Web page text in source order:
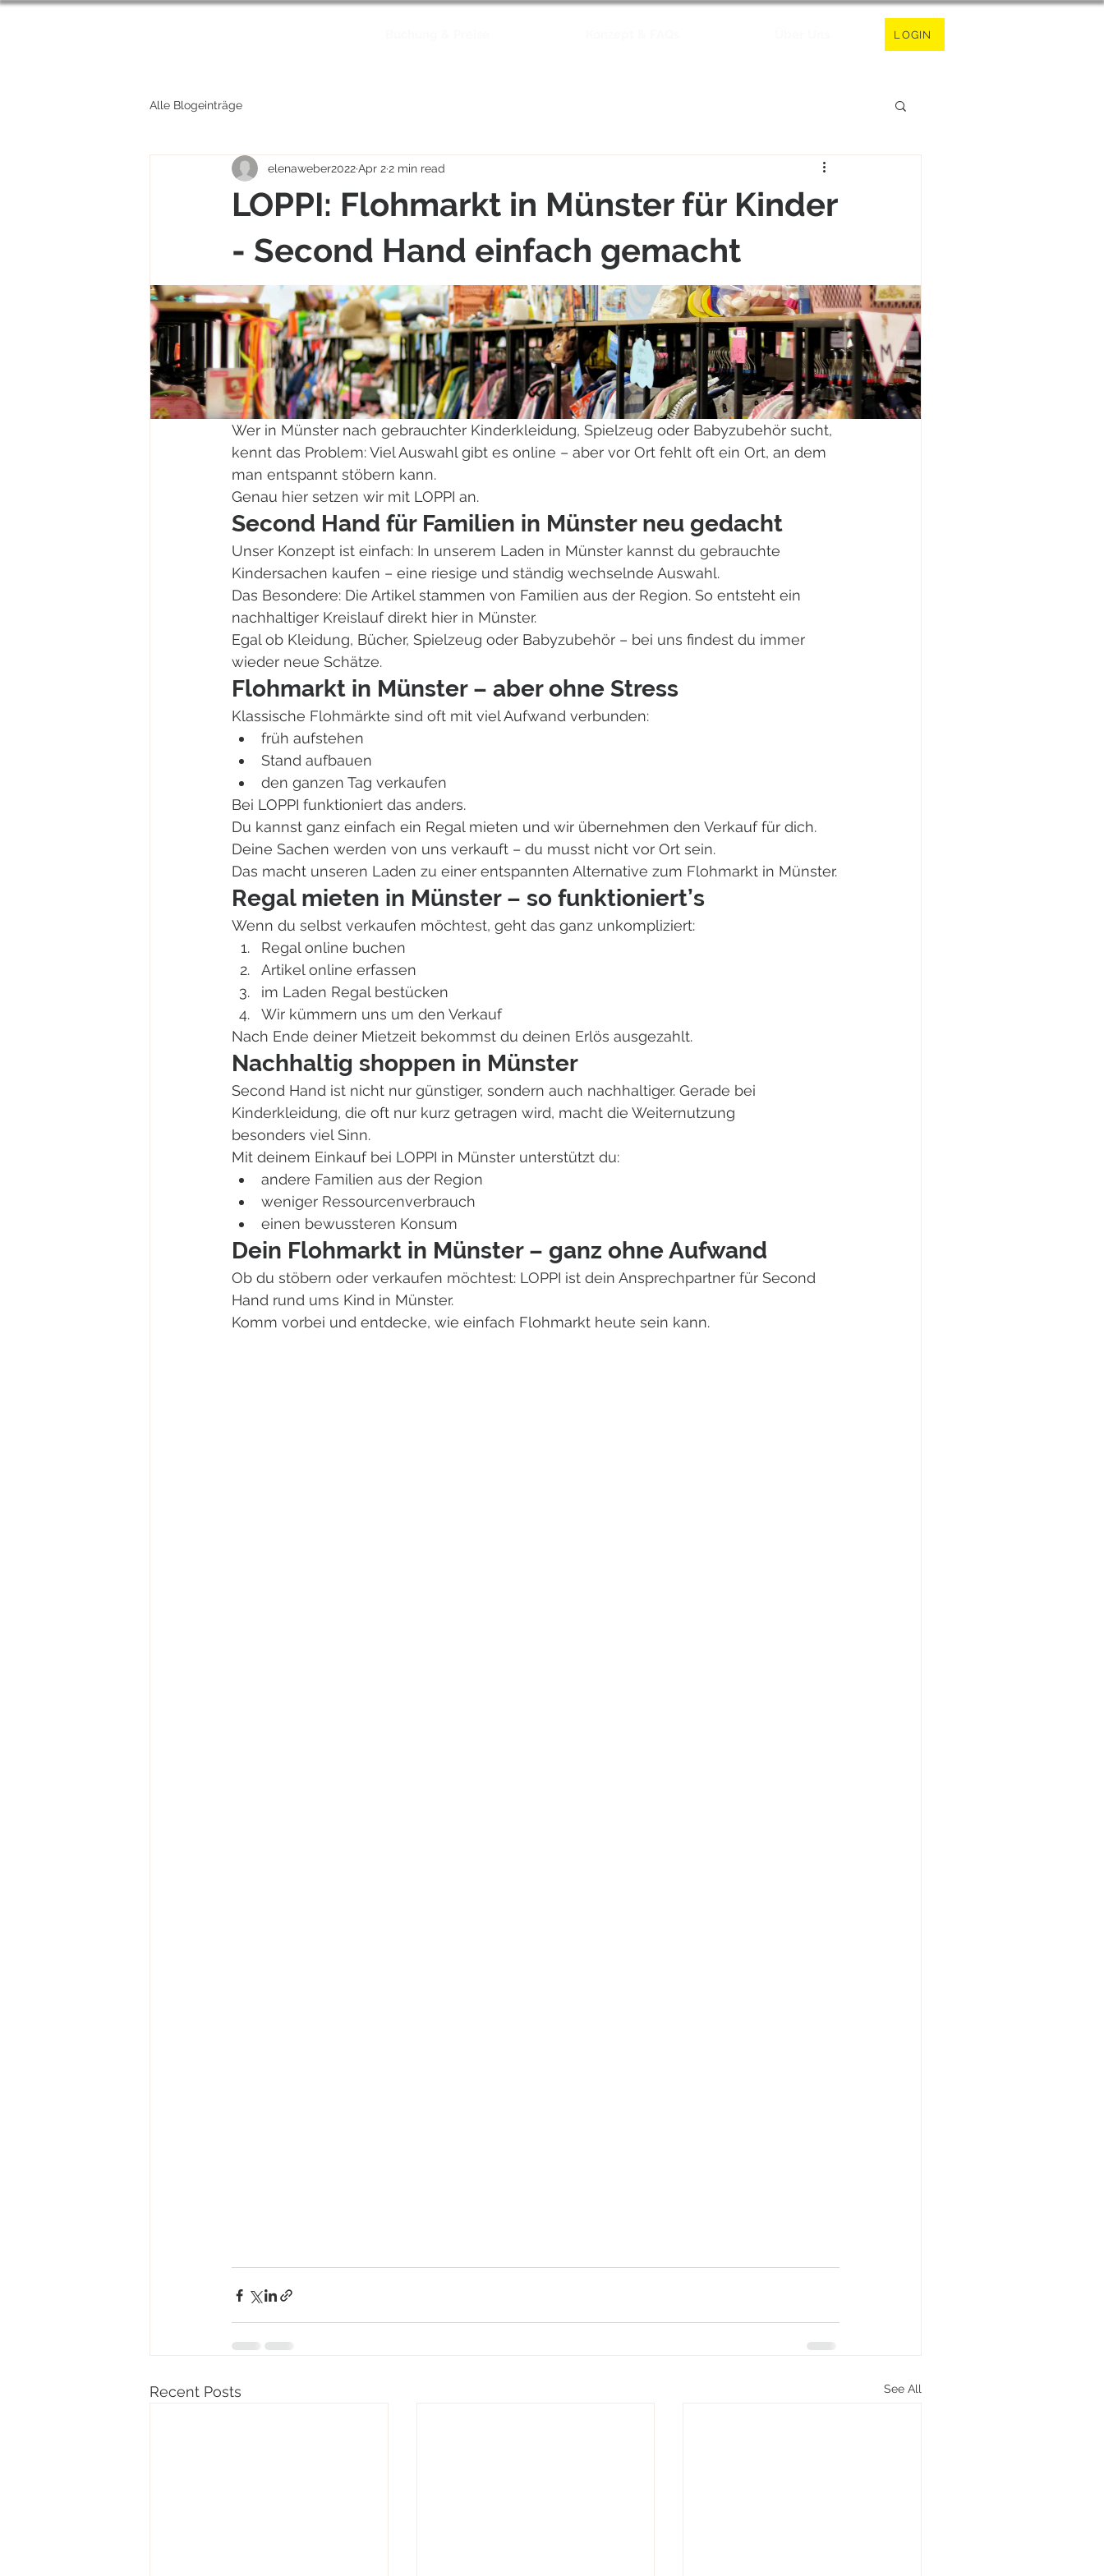
LOGIN
Alle Blogeinträge
LOPPI: Flohmarkt in Münster für Kinder
- Second Hand einfach gemacht
elenaweber2022Apr 22 min read
Wer in Münster nach gebrauchter Kinderkleidung, Spielzeug oder Babyzubehör sucht,
kennt das Problem: Viel Auswahl gibt es online – aber vor Ort fehlt oft ein Ort, an dem
man entspannt stöbern kann.
Genau hier setzen wir mit LOPPI an.
Second Hand für Familien in Münster neu gedacht
Unser Konzept ist einfach: In unserem Laden in Münster kannst du gebrauchte
Kindersachen kaufen – eine riesige und ständig wechselnde Auswahl.
Das Besondere: Die Artikel stammen von Familien aus der Region. So entsteht ein
nachhaltiger Kreislauf direkt hier in Münster.
Egal ob Kleidung, Bücher, Spielzeug oder Babyzubehör – bei uns findest du immer
wieder neue Schätze.
Flohmarkt in Münster – aber ohne Stress
Klassische Flohmärkte sind oft mit viel Aufwand verbunden:
früh aufstehen
Stand aufbauen
den ganzen Tag verkaufen
Bei LOPPI funktioniert das anders.
Du kannst ganz einfach ein Regal mieten und wir übernehmen den Verkauf für dich.
Deine Sachen werden von uns verkauft – du musst nicht vor Ort sein.
Das macht unseren Laden zu einer entspannten Alternative zum Flohmarkt in Münster.
Regal mieten in Münster – so funktioniert’s
Wenn du selbst verkaufen möchtest, geht das ganz unkompliziert:
Regal online buchen
Artikel online erfassen
im Laden Regal bestücken
Wir kümmern uns um den Verkauf
Nach Ende deiner Mietzeit bekommst du deinen Erlös ausgezahlt.
Nachhaltig shoppen in Münster
Second Hand ist nicht nur günstiger, sondern auch nachhaltiger. Gerade bei
Kinderkleidung, die oft nur kurz getragen wird, macht die Weiternutzung
besonders viel Sinn.
Mit deinem Einkauf bei LOPPI in Münster unterstützt du:
andere Familien aus der Region
weniger Ressourcenverbrauch
einen bewussteren Konsum
Dein Flohmarkt in Münster – ganz ohne Aufwand
Ob du stöbern oder verkaufen möchtest: LOPPI ist dein Ansprechpartner für Second
Hand rund ums Kind in Münster.
Komm vorbei und entdecke, wie einfach Flohmarkt heute sein kann.
Recent Posts See All